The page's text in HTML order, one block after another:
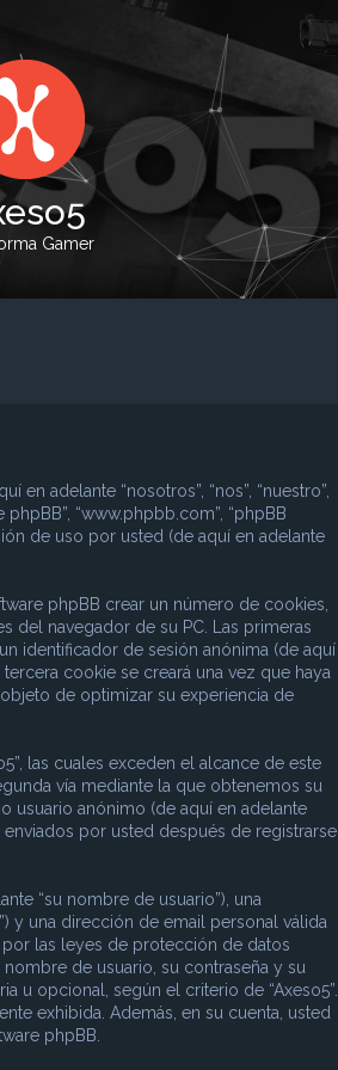
Gamer
adelante “nosotros”, “nos”, “nuestro”,
phpBB”, “www.phpbb.com”, “phpBB
de uso por usted (de aquí en adelante
phpBB crear un número de cookies,
del navegador de su PC. Las primeras
identificador de sesión anónima (de aquí
cookie se creará una vez que haya
de optimizar su experiencia de
las cuales exceden el alcance de este
vía mediante la que obtenemos su
usuario anónimo (de aquí en adelante
enviados por usted después de registrarse
“su nombre de usuario”), una
y una dirección de email personal válida
por las leyes de protección de datos
de usuario, su contraseña y su
u opcional, según el criterio de “Axeso5”.
exhibida. Además, en su cuenta, usted
phpBB.